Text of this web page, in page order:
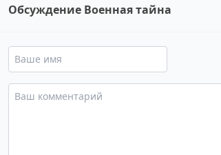
Обсуждение Военная тайна